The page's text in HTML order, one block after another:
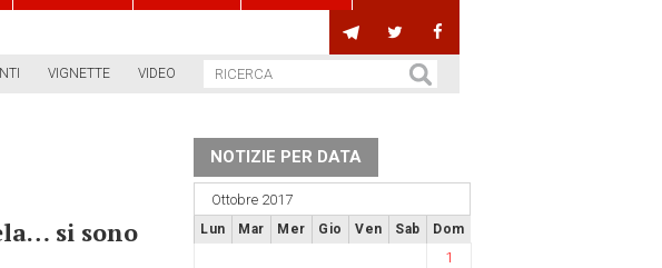
VIGNETTE VIDEO
si sono
NOTIZIE PER DATA
Ottobre 2017
Lun Mar Mer Gio Ven Sab Dom
1